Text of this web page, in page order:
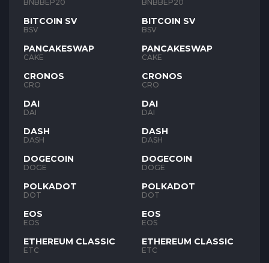
BNBBEP20
BITCOIN SV
BSV
PANCAKESWAP
CAKE
CRONOS
CRO
DAI
DAI
DASH
DASH
DOGECOIN
DOGE
POLKADOT
DOT
EOS
EOS
ETHEREUM CLASSIC
ETC
BNBBEP20
BITCOIN SV
BSV
PANCAKESWAP
CAKE
CRONOS
CRO
DAI
DAI
DASH
DASH
DOGECOIN
DOGE
POLKADOT
DOT
EOS
EOS
ETHEREUM CLASSIC
ETC